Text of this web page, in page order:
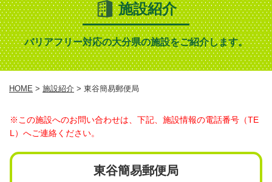
施設紹介
バリアフリー対応の大分県の施設をご紹介します。
HOME > 施設紹介 > 東谷簡易郵便局
※この施設へのお問い合わせは、下記、施設情報の電話番号（TE
L）へご連絡ください。
東谷簡易郵便局